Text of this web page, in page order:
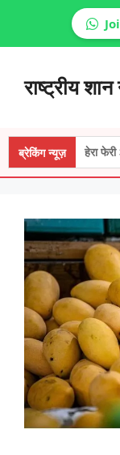
contentराष्ट्रीय
ब्रेकिंग न्यूज़हेरा फेरी 3 में बाबू